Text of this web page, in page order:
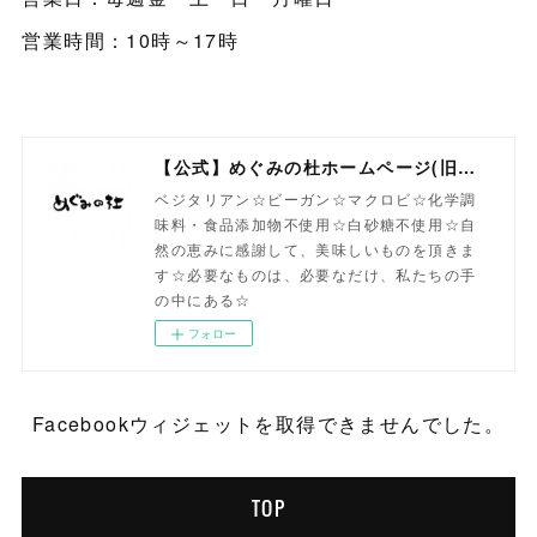
営業時間：10時～17時
【公式】めぐみの杜ホームページ(旧自然食工房）
ベジタリアン☆ビーガン☆マクロビ☆化学調
味料・食品添加物不使用☆白砂糖不使用☆自
然の恵みに感謝して、美味しいものを頂きま
す☆必要なものは、必要なだけ、私たちの手
の中にある☆
フォロー
Facebookウィジェットを取得できませんでした。
TOP